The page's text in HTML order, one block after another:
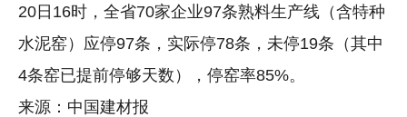
20日16时，全省70家企业97条熟料生产线（含特种
水泥窑）应停97条，实际停78条，未停19条（其中
4条窑已提前停够天数），停窑率85%。
来源：中国建材报